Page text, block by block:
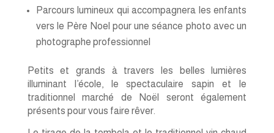
Parcours lumineux qui accompagnera les enfants
vers le Père Noel pour une séance photo avec un
photographe professionnel
Petits et grands à travers les belles lumières
illuminant l’école, le spectaculaire sapin et le
traditionnel marché de Noël seront également
présents pour vous faire rêver.